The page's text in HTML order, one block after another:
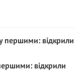
відкрили